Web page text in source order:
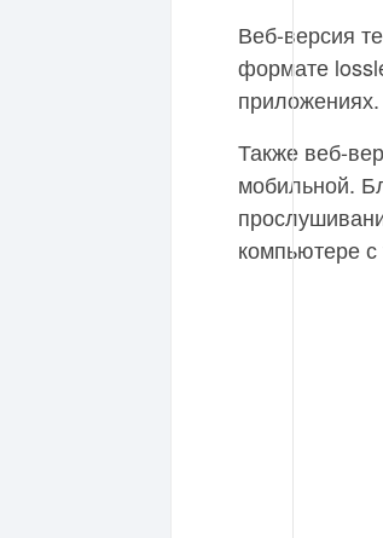
Веб-версия
формате
приложениях.
Также веб-
мобильной.
компьютере с